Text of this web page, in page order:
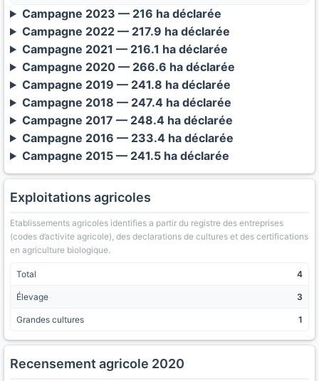
Campagne 2023 — 216 ha déclarée
Campagne 2022 — 217.9 ha déclarée
Campagne 2021 — 216.1 ha déclarée
Campagne 2020 — 266.6 ha déclarée
Campagne 2019 — 241.8 ha déclarée
Campagne 2018 — 247.4 ha déclarée
Campagne 2017 — 248.4 ha déclarée
Campagne 2016 — 233.4 ha déclarée
Campagne 2015 — 241.5 ha déclarée
Exploitations agricoles
Etablissements agricoles identifies a partir du registre des entreprises
(codes d’activite agricole), des declarations de cultures et des certifications
en agriculture biologique.
Total 4
Élevage 3
Grandes cultures 1
Recensement agricole 2020